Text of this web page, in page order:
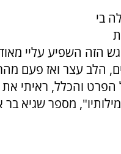
בי
הזה השפיע עליי
הלב עצר ואז פעם
והכלל, ראיתי
מספר שגיא